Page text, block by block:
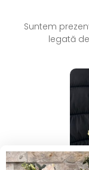
Suntem
legată